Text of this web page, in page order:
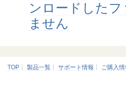
ンロードした
ません
TOP 製品一覧 サポート情報 ご購入情